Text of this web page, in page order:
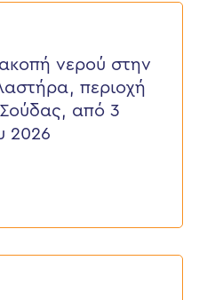
νερού στην
περιοχή
από 3
2026